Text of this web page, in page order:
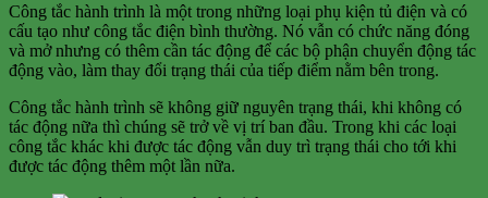
Công tắc hành trình là một trong những loại phụ kiện tủ điện và có
cấu tạo như công tắc điện bình thường. Nó vẫn có chức năng đóng
và mở nhưng có thêm cần tác động để các bộ phận chuyển động tác
động vào, làm thay đổi trạng thái của tiếp điểm nằm bên trong.
Công tắc hành trình sẽ không giữ nguyên trạng thái, khi không có
tác động nữa thì chúng sẽ trở về vị trí ban đầu. Trong khi các loại
công tắc khác khi được tác động vẫn duy trì trạng thái cho tới khi
được tác động thêm một lần nữa.